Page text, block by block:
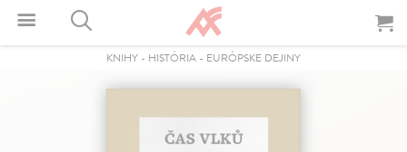
KNIHY - HISTÓRIA - EURÓPSKE DEJINY